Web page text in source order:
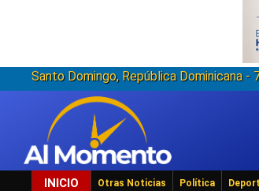
Santo Domingo, República Dominicana -
INICIO Otras Noticias Política